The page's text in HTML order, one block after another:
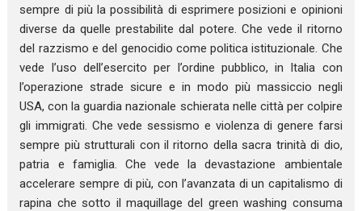
sempre di più la possibilità di esprimere posizioni e opinioni
diverse da quelle prestabilite dal potere. Che vede il ritorno
del razzismo e del genocidio come politica istituzionale. Che
vede l’uso dell’esercito per l’ordine pubblico, in Italia con
l’operazione strade sicure e in modo più massiccio negli
USA, con la guardia nazionale schierata nelle città per colpire
gli immigrati. Che vede sessismo e violenza di genere farsi
sempre più strutturali con il ritorno della sacra trinità di dio,
patria e famiglia. Che vede la devastazione ambientale
accelerare sempre di più, con l’avanzata di un capitalismo di
rapina che sotto il maquillage del green washing consuma